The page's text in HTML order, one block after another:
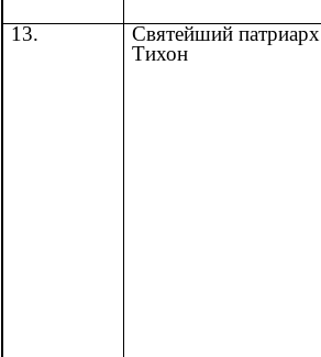
13.
Святейший патриарх
Тихон